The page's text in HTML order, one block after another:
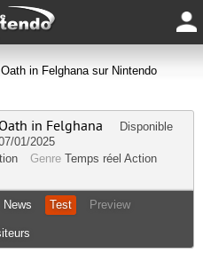
in Felghana sur Nintendo
in Felghana
Disponible
01/2025
Genre Temps réel Action
News Test Preview